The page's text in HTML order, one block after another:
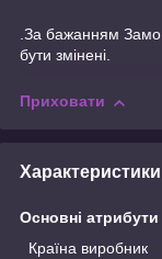
.За бажанням
бути змінені.
Приховати
Характеристики
Основні атрибути
Країна виробник